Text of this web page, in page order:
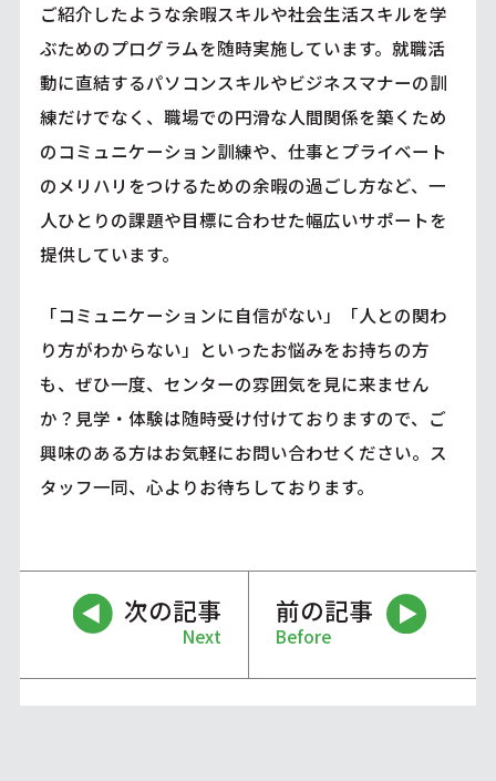
ご紹介したような余暇スキルや社会生活スキルを学
ぶためのプログラムを随時実施しています。就職活
動に直結するパソコンスキルやビジネスマナーの訓
練だけでなく、職場での円滑な人間関係を築くため
のコミュニケーション訓練や、仕事とプライベート
のメリハリをつけるための余暇の過ごし方など、一
人ひとりの課題や目標に合わせた幅広いサポートを
提供しています。
「コミュニケーションに自信がない」「人との関わ
り方がわからない」といったお悩みをお持ちの方
も、ぜひ一度、センターの雰囲気を見に来ません
か？見学・体験は随時受け付けておりますので、ご
興味のある方はお気軽にお問い合わせください。ス
タッフ一同、心よりお待ちしております。
次の記事
Next
前の記事
Before